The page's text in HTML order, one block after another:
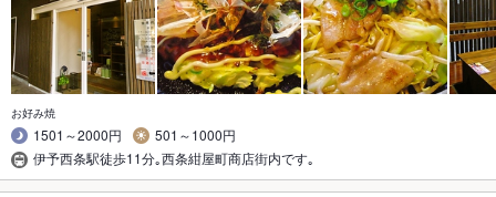
お好み焼
1501～2000円
501～1000円
伊予西条駅徒歩11分｡西条紺屋町商店街内です｡